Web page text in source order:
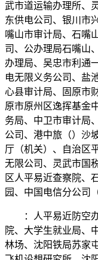
武市道运输办理所、
东供电公司、银川市
嘴山市审计局、石嘴
司、公办理局石嘴山
办理局、吴忠市利通
电无限义务公司、盐
心县审计局、固原市
原市原州区逸挥基金
务局、中卫市审计局
公司、港中旅（）沙
厅（机关）、自治区
无限公司、灵武市国
区人平易近查察院、
园、中国电信分公司
：人平易近防空办
院、大学生就业局、
林场、沈阳铁局苏家